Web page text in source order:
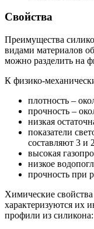
Свойства
Преимущества
видами материалов
можно разделить на
К физико-
плотность –
прочность –
низкая
показатели
составляют 3 и
высокая
низкое
прочность при
Химические
характеризуются их
профили из силикона: